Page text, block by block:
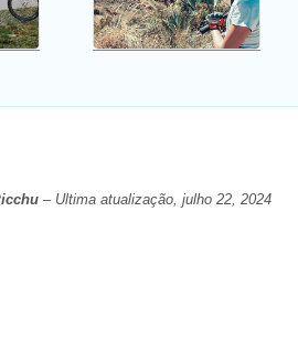
– Ultima atualização, julho 22, 2024